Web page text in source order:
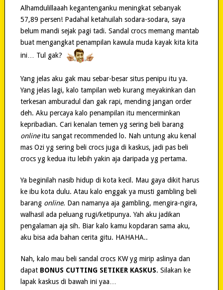
Alhamdulillaaah kegantenganku meningkat sebanyak
57,89 persen! Padahal ketahuilah sodara-sodara, saya
belum mandi sejak pagi tadi. Sandal crocs memang mantab
buat mengangkat penampilan kawula muda kayak kita kita
ini… Tul gak?
Yang jelas aku gak mau sebar-besar situs penipu itu ya.
Yang jelas lagi, kalo tampilan web kurang meyakinkan dan
terkesan amburadul dan gak rapi, mending jangan order
deh. Aku percaya kalo penampilan itu mencerminkan
kepribadian. Cari kenalan temen yg sering beli barang
onlineitu sangat recommended lo. Nah untung aku kenal
mas Ozi yg sering beli crocs juga di kaskus, jadi pas beli
crocs yg kedua itu lebih yakin aja daripada yg pertama.
Ya beginilah nasib hidup di kota kecil. Mau gaya dikit harus
ke ibu kota dulu. Atau kalo enggak ya musti gambling beli
barang online. Dan namanya aja gambling, mengira-ngira,
walhasil ada peluang rugi/ketipunya. Yah aku jadikan
pengalaman aja sih. Biar kalo kamu kopdaran sama aku,
aku bisa ada bahan cerita gitu. HAHAHA..
Nah, kalo mau beli sandal crocs KW yg mirip aslinya dan
dapat BONUS CUTTING SETIKER KASKUS. Silakan ke
lapak kaskus di bawah ini yaa…